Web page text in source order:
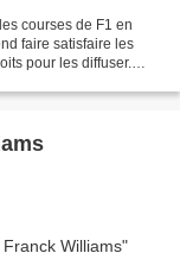
courses de F1 en
faire satisfaire les
pour les diffuser.